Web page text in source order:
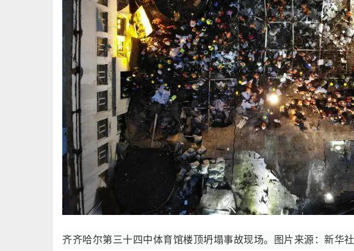
齐齐哈尔第三十四中体育馆楼顶坍塌事故现场。图片来源：新华社